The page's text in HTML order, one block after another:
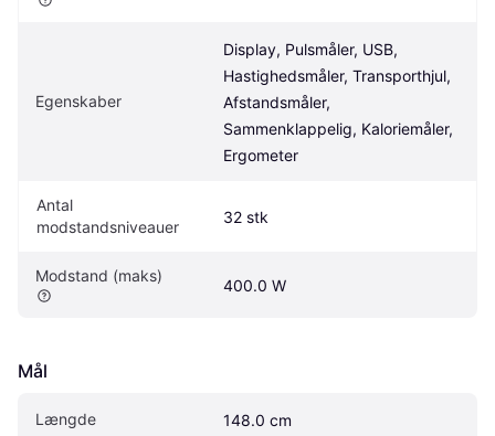
Egenskaber
Display, Pulsmåler, USB,
Hastighedsmåler, Transporthjul,
Afstandsmåler,
Sammenklappelig, Kaloriemåler,
Ergometer
Antal
modstandsniveauer
32 stk
Modstand (maks)
400.0 W
Mål
Længde 148.0 cm